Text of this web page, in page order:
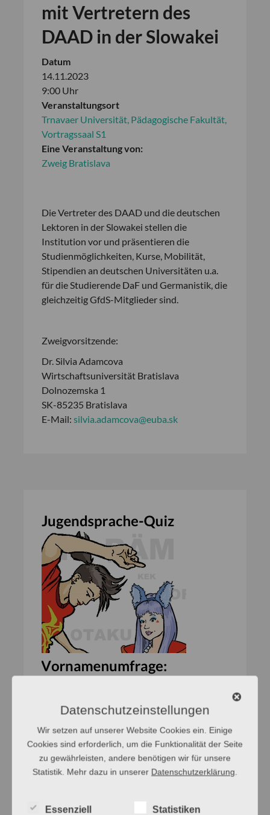
mit Vertretern des
DAAD in der Slowakei
Datum
14.11.2023
9:00 Uhr
Veranstaltungsort
Trnavaer Universität, Pädagogische Fakultät,
Vortragssaal S1
Eine Veranstaltung von:
Zweig Bratislava
Die Vertreter des DAAD und die deutschen
Lektoren in der Slowakei stellen die
Institution vor und präsentieren die
Studienmöglichkeiten, Kurse, Mobilität,
Stipendien an deutschen Universitäten u.a.
für die Studierende DaF und Germanistik, die
gleichzeitig GfdS-Mitglieder sind.
Zweigvorsitzende:
Dr. Silvia Adamcova
Wirtschaftsuniversität Bratislava
Dolnozemska 1
SK-85235 Bratislava
E-Mail: silvia.adamcova@euba.sk
Datenschutzeinstellungen
Wir setzen auf unserer Website Cookies ein. Einige
Cookies sind erforderlich, um die Funktionalität der Seite
zu gewährleisten, andere benötigen wir für unsere
Statistik. Mehr dazu in unserer Datenschutzerklärung
Essenziell Statistiken